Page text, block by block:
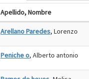
Apellido, Nombre
Arellano Paredes, Lorenzo
Peniche o, Alberto antonio